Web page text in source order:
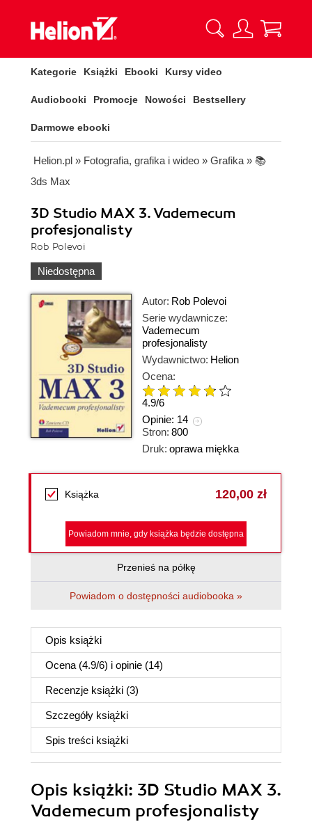
Kategorie Książki Ebooki Kursy video
Audiobooki Promocje Nowości Bestsellery
Darmowe ebooki
Helion.pl » Fotografia, grafika i wideo » Grafika » 📚
3ds Max
3D Studio MAX 3. Vademecum
profesjonalisty
Rob Polevoi
Niedostępna
Autor: Rob Polevoi
Serie wydawnicze:
Vademecum
profesjonalisty
Wydawnictwo: Helion
Ocena:
4.9/6
Opinie: 14
Stron: 800
Druk: oprawa miękka
Książka 120,00 zł
Powiadom mnie, gdy książka będzie dostępna
Przenieś na półkę
Powiadom o dostępności audiobooka »
Opis książki
Ocena (4.9/6) i opinie (14)
Recenzje książki (3)
Szczegóły książki
Spis treści książki
Opis książki: 3D Studio MAX 3.
Vademecum profesjonalisty